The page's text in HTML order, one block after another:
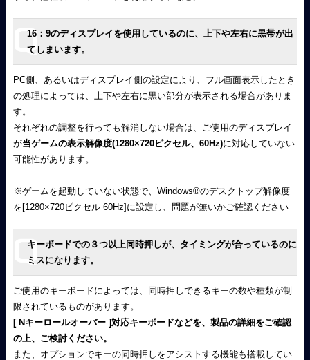
16：9のディスプレイを使用しているのに、上下や左右に黒帯が出
てしまいます。
PC側、あるいはディスプレイ側の設定により、フル画面表示したとき
の処理によっては、上下や左右に黒い部分が表示される場合がありま
す。
それぞれの調整を行っても解消しない場合は、ご使用のディスプレイ
が当ゲームの表示解像度(1280×720ピクセル、60Hz)に対応していない
可能性があります。
※ゲームを起動していない状態で、Windows®のデスクトップ解像度
を[1280×720ピクセル 60Hz]に設定し、問題が無いかご確認ください
キーボードでの３つ以上同時押しが、タイミングが合っているのに
ミスになります。
ご使用のキーボードによっては、同時押しできるキーの数や種類が制
限されているものがあります。
[ Nキーロールオーバー ]対応キーボードなどを、製品の詳細をご確認
の上、ご検討ください。
また、オプションでキーの同時押しをアシストする機能も搭載してい